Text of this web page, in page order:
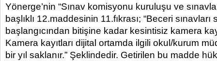
Yönerge’nin “Sınav komisyonu kuruluşu ve
başlıklı 12.maddesinin 11.fıkrası; “Beceri sınavları
başlangıcından bitişine kadar kesintisiz kamera
Kamera kayıtları dijital ortamda ilgili okul/kurum
bir yıl saklanır.” Şeklindedir. Getirilen bu madde